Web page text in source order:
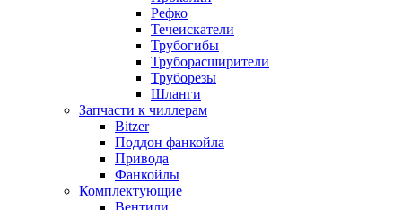
Рефко
Течеискатели
Трубогибы
Труборасширители
Труборезы
Шланги
Запчасти к чиллерам
Bitzer
Поддон фанкойла
Привода
Фанкойлы
Комплектующие
Вентили